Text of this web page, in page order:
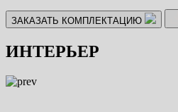
ЗАКАЗАТЬ КОМПЛЕКТАЦИЮ
ИНТЕРЬЕР